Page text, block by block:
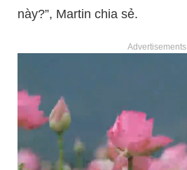
này?”, Martin chia sẻ.
Advertisements